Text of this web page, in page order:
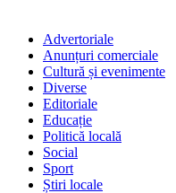
Advertoriale
Anunțuri comerciale
Cultură și evenimente
Diverse
Editoriale
Educație
Politică locală
Social
Sport
Știri locale